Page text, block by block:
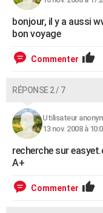
bonjour, il y a aussi
bon voyage
Commenter
RÉPONSE 2 / 7
Utilisateur
13 nov. 2008 à
recherche sur
A+
Commenter